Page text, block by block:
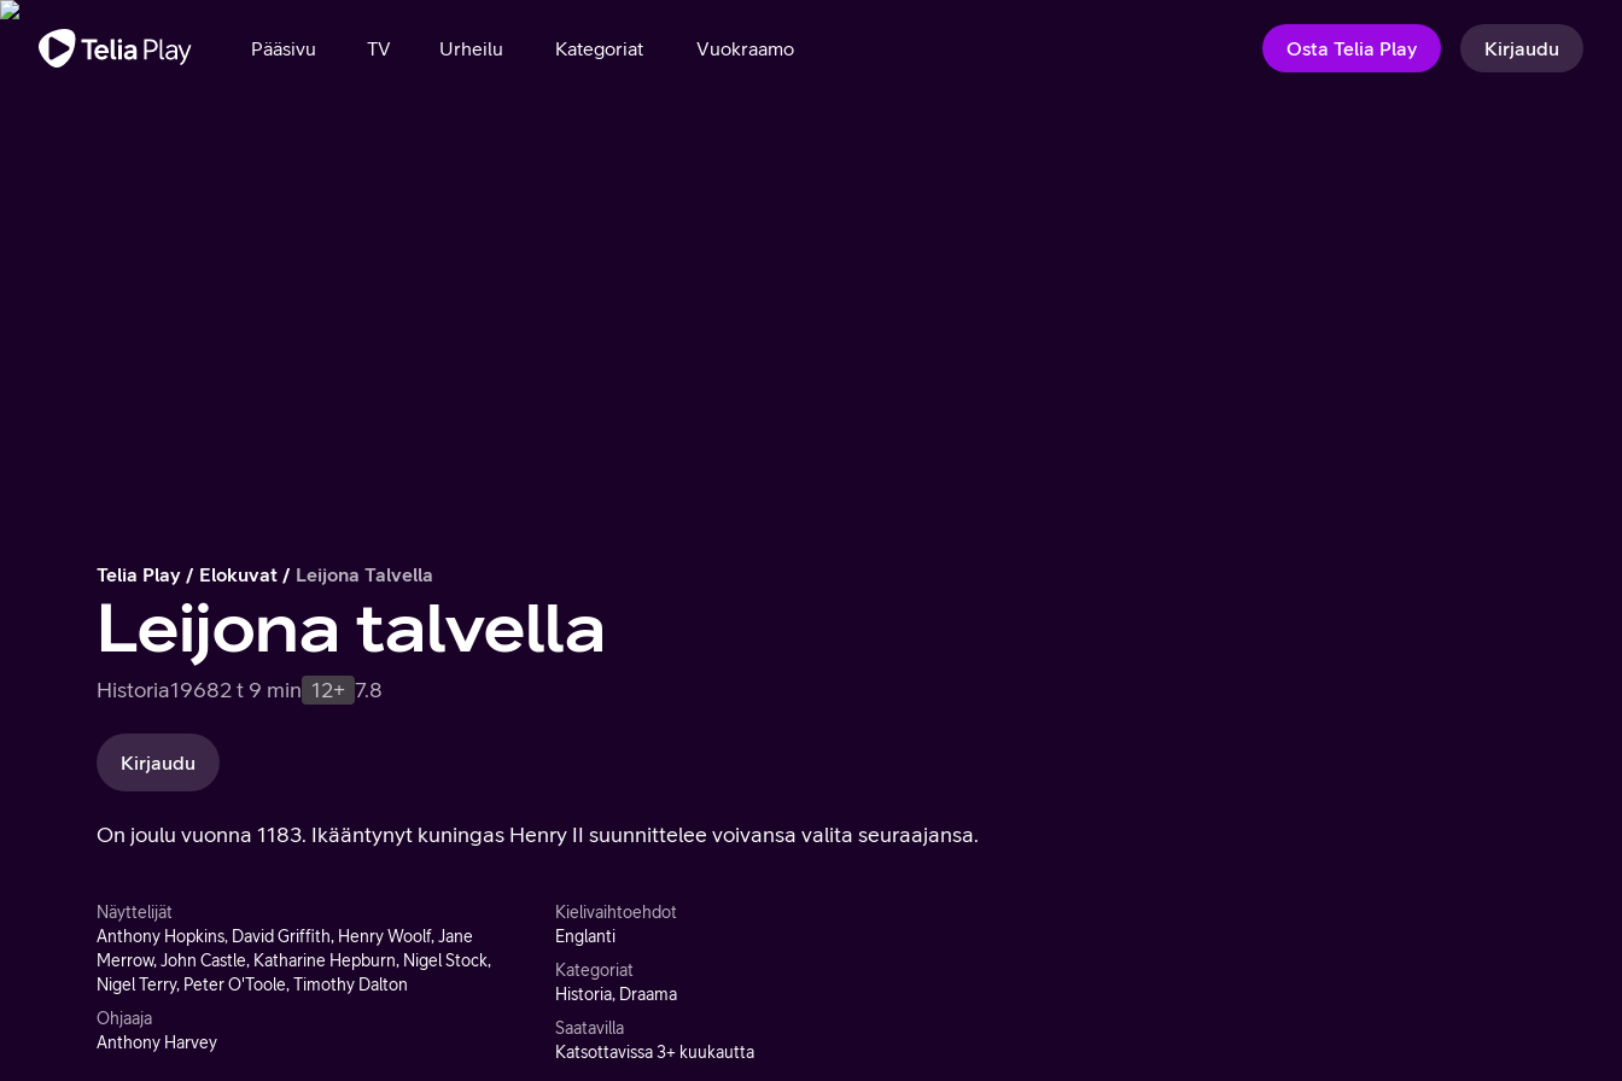
Tärkeä viesti
Pääsivu TV Urheilu Kategoriat Vuokraamo Osta Telia Play Kirjaudu
Telia Play Elokuvat Leijona Talvella
Leijona talvella
Historia19682 t 9 min 12+ 7.8
Kirjaudu
On joulu vuonna 1183. Ikääntynyt kuningas Henry II suunnittelee voivansa valita seuraajansa.
Näyttelijät
Anthony Hopkins, David Griffith, Henry Woolf, Jane
Merrow, John Castle, Katharine Hepburn, Nigel Stock,
Nigel Terry, Peter O'Toole, Timothy Dalton
Ohjaaja
Anthony Harvey
Kielivaihtoehdot
Englanti
Kategoriat
Historia, Draama
Saatavilla
Katsottavissa 3+ kuukautta